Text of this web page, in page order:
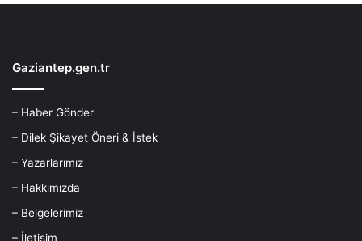
Gaziantep.gen.tr
– Haber Gönder
– Dilek Şikayet Öneri & İstek
– Yazarlarımız
– Hakkımızda
– Belgelerimiz
– İletişim